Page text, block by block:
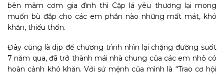
bên mâm cơm gia đình thì Cặp lá yêu thương lại mong
muốn bù đắp cho các em phần nào những mất mát, khó
khăn, thiếu thốn.
Đây cũng là dịp để chương trình nhìn lại chặng đường suốt
7 năm qua, đã trở thành mái nhà chung của các em nhỏ có
hoàn cảnh khó khăn. Với sứ mệnh của mình là “Trao cơ hội